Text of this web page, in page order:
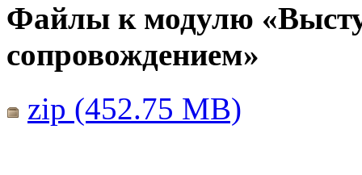
Файлы к модулю
сопровождением»
zip (452.75 MB)